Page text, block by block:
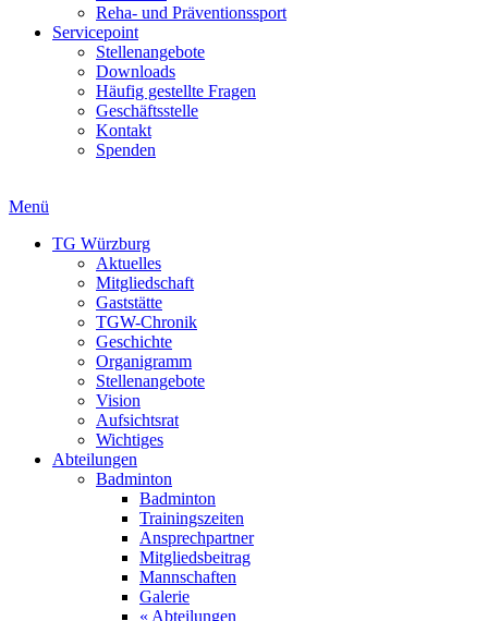
Reha- und Präventionssport
Servicepoint
Stellenangebote
Downloads
Häufig gestellte Fragen
Geschäftsstelle
Kontakt
Spenden
Menü
TG Würzburg
Aktuelles
Mitgliedschaft
Gaststätte
TGW-Chronik
Geschichte
Organigramm
Stellenangebote
Vision
Aufsichtsrat
Wichtiges
Abteilungen
Badminton
Badminton
Trainingszeiten
Ansprechpartner
Mitgliedsbeitrag
Mannschaften
Galerie
« Abteilungen